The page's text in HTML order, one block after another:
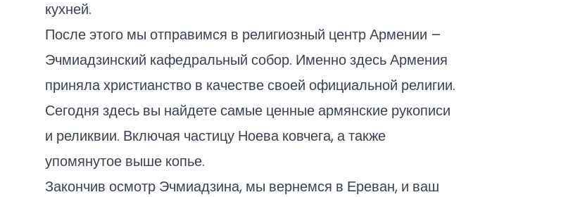
кухней.
После этого мы отправимся в религиозный центр Армении –
Эчмиадзинский кафедральный собор. Именно здесь Армения
приняла христианство в качестве своей официальной религии.
Сегодня здесь вы найдете самые ценные армянские рукописи
и реликвии. Включая частицу Ноева ковчега, а также
упомянутое выше копье.
Закончив осмотр Эчмиадзина, мы вернемся в Ереван, и ваш